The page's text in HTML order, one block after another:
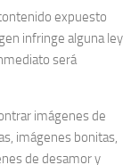
expuesto
infringe alguna ley
será
imágenes de
imágenes bonitas,
de desamor y